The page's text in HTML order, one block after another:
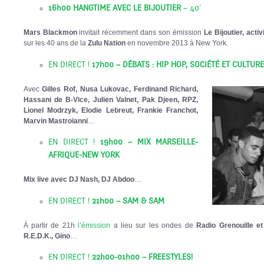
16h00 HANGTIME AVEC LE BIJOUTIER– 40′
Mars Blackmoninvitait récemment dans son émission Le Bijoutier,
sur les 40 ans de la Zulu Nationen novembre 2013 à New York.
EN DIRECT ! 17h00 – DÉBATS : HIP HOP, SOCIÉTÉ ET CULTURE
AvecGilles Rof, Nusa Lukovac, Ferdinand Richard,
Hassani de B-Vice, Julien Valnet, Pak Djeen, RPZ,
Lionel Modrzyk, Elodie Lebreut, Frankie Franchot,
Marvin Mastroianni…
EN DIRECT ! 19h00 – MIX MARSEILLE-
AFRIQUE-NEW YORK
Mix live avec DJ Nash, DJ Abdoo…
EN DIRECT ! 21h00 – SAM & SAM
À partir de 21hl’émission a lieu sur les ondes deRadio Grenouille
R.E.D.K., Gino…
EN DIRECT ! 22h00-01h00 – FREESTYLES!